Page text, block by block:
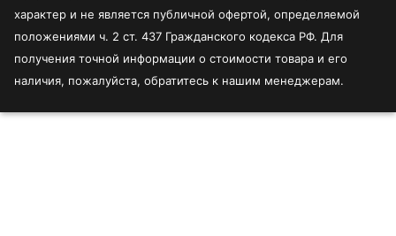
характер и не является публичной офертой, определяемой
положениями ч. 2 ст. 437 Гражданского кодекса РФ. Для
получения точной информации о стоимости товара и его
наличия, пожалуйста, обратитесь к нашим менеджерам.